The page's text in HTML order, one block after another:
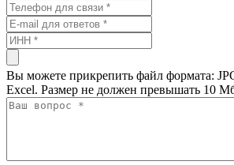
Вы можете прикрепить файл формата:
Excel. Размер не должен превышать 10